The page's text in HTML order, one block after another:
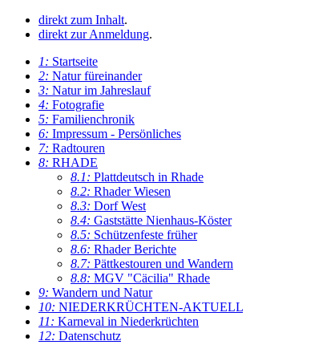
direkt zum Inhalt.
direkt zur Anmeldung.
1: Startseite
2: Natur füreinander
3: Natur im Jahreslauf
4: Fotografie
5: Familienchronik
6: Impressum - Persönliches
7: Radtouren
8: RHADE
8.1: Plattdeutsch in Rhade
8.2: Rhader Wiesen
8.3: Dorf West
8.4: Gaststätte Nienhaus-Köster
8.5: Schützenfeste früher
8.6: Rhader Berichte
8.7: Pättkestouren und Wandern
8.8: MGV "Cäcilia" Rhade
9: Wandern und Natur
10: NIEDERKRÜCHTEN-AKTUELL
11: Karneval in Niederkrüchten
12: Datenschutz